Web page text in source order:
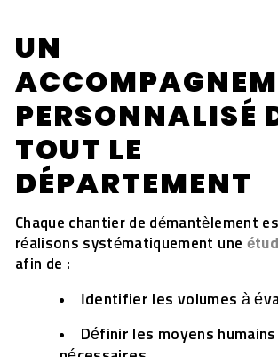
UN
PERSONNALISÉ
TOUT LE
DÉPARTEMENT
Chaque chantier de démantèlement
réalisons systématiquement une
afin de :
Identifier les volumes à
Définir les moyens